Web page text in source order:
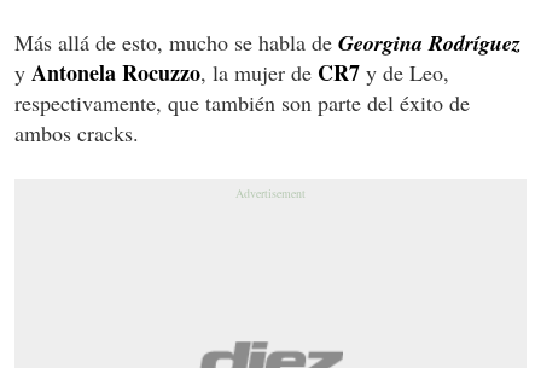
Más allá de esto, mucho se habla de Georgina Rodríguez
y Antonela Rocuzzo, la mujer de CR7 y de Leo,
respectivamente, que también son parte del éxito de
ambos cracks.